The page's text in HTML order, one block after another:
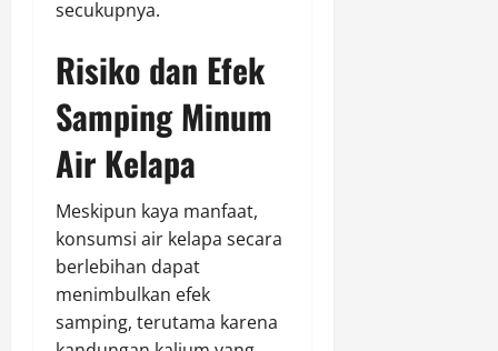
secukupnya.
Risiko dan Efek
Samping Minum
Air Kelapa
Meskipun kaya manfaat,
konsumsi air kelapa secara
berlebihan dapat
menimbulkan efek
samping, terutama karena